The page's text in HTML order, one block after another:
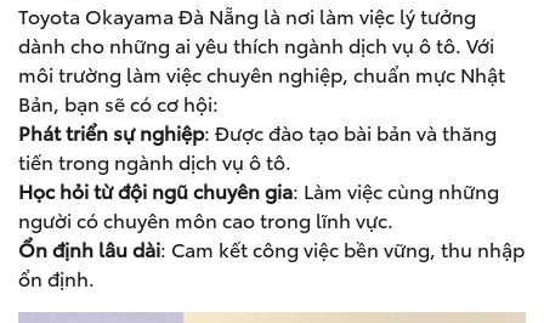
Toyota Okayama Đà Nẵng là nơi làm việc lý tưởng
dành cho những ai yêu thích ngành dịch vụ ô tô. Với
môi trường làm việc chuyên nghiệp, chuẩn mực Nhật
Bản, bạn sẽ có cơ hội:
Phát triển sự nghiệp: Được đào tạo bài bản và thăng
tiến trong ngành dịch vụ ô tô.
Học hỏi từ đội ngũ chuyên gia: Làm việc cùng những
người có chuyên môn cao trong lĩnh vực.
Ổn định lâu dài: Cam kết công việc bền vững, thu nhập
ổn định.